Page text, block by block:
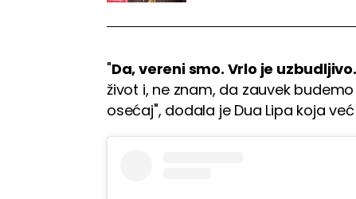
"Da, vereni smo. Vrlo je uzbudljivo.
život i, ne znam, da zauvek
osećaj", dodala je Dua Lipa koja